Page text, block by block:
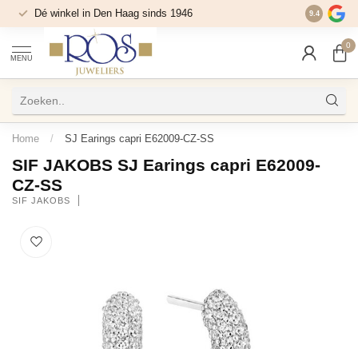
Dé winkel in Den Haag sinds 1946 9.4
MENU
0
Home / SJ Earings capri E62009-CZ-SS
SIF JAKOBS SJ Earings capri E62009-
CZ-SS
SIF JAKOBS